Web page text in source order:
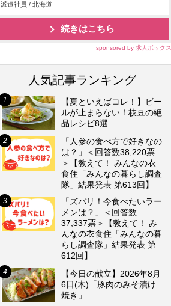
派遣社員 / 北海道
続きはこちら
sponsored by 求人ボックス
人気記事ランキング
【夏といえばコレ！】ビー
ルが止まらない！枝豆の絶
品レシピ8選
「人参の食べ方で好きなの
は？」＜回答数38,220票
＞【教えて！ みんなの衣
食住「みんなの暮らし調査
隊」結果発表 第613回】
「ズバリ！今食べたいラー
メンは？」＜回答数
37,337票＞【教えて！ み
んなの衣食住「みんなの暮
らし調査隊」結果発表 第
612回】
【今日の献立】2026年8月
6日(木)「豚肉のみそ漬け
焼き」